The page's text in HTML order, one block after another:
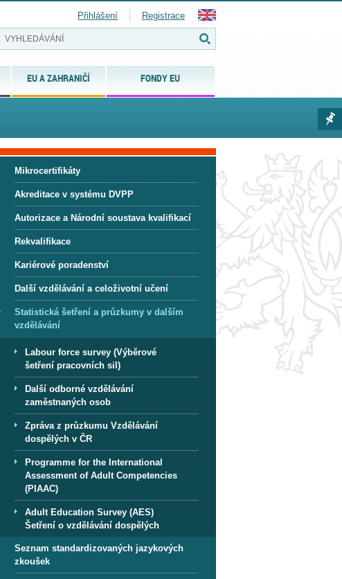
EU A ZAHRANIČÍ FONDY EU
Přihlášení Registrace
Mikrocertifikáty
Akreditace v systému DVPP
Autorizace a Národní soustava kvalifikací
Rekvalifikace
Kariérové poradenství
Další vzdělávání a celoživotní učení
Statistická šetření a průzkumy v dalším
vzdělávání
Labour force survey (Výběrové
šetření pracovních sil)
Další odborné vzdělávání
zaměstnaných osob
Zpráva z průzkumu Vzdělávání
dospělých v ČR
Programme for the International
Assessment of Adult Competencies
(PIAAC)
Adult Education Survey (AES)
Šetření o vzdělávání dospělých
Seznam standardizovaných jazykových
zkoušek